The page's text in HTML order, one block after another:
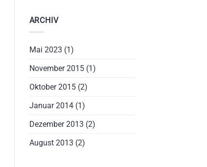
ARCHIV
Mai 2023 (1)
November 2015(1)
Oktober 2015(2)
Januar 2014(1)
Dezember 2013 (2)
August 2013 (2)